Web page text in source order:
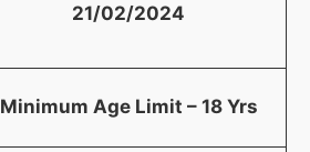
21/02/2024
Minimum Age Limit – 18 Yrs